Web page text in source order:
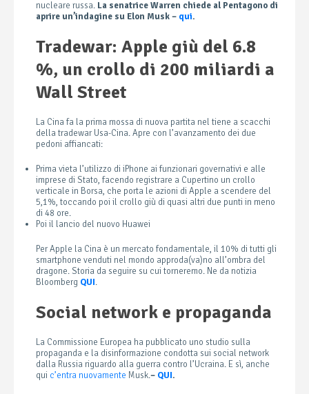
nucleare russa. La senatrice Warren chiede al Pentagono di
aprire un’indagine su Elon Musk – qui.
Tradewar: Apple giù del 6.8
%, un crollo di 200 miliardi a
Wall Street
La Cina fa la prima mossa di nuova partita nel tiene a scacchi
della tradewar Usa-Cina. Apre con l’avanzamento dei due
pedoni affiancati:
Prima vieta l’utilizzo di iPhone ai funzionari governativi e alle
imprese di Stato, facendo registrare a Cupertino un crollo
verticale in Borsa, che porta le azioni di Apple a scendere del
5,1%, toccando poi il crollo giù di quasi altri due punti in meno
di 48 ore.
Poi il lancio del nuovo Huawei
Per Apple la Cina è un mercato fondamentale, il 10% di tutti gli
smartphone venduti nel mondo approda(va)no all’ombra del
dragone. Storia da seguire su cui torneremo. Ne da notizia
Bloomberg QUI.
Social network e propaganda
La Commissione Europea ha pubblicato uno studio sulla
propaganda e la disinformazione condotta sui social network
dalla Russia riguardo alla guerra contro l’Ucraina. E sì, anche
qui c’entra nuovamente Musk.– QUI.